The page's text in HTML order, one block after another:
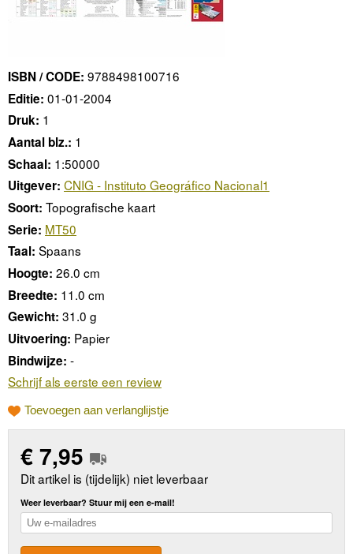
ISBN / CODE: 9788498100716
Editie: 01-01-2004
Druk: 1
Aantal blz.: 1
Schaal: 1:50000
Uitgever: CNIG - Instituto Geográfico Nacional1
Soort: Topografische kaart
Serie: MT50
Taal: Spaans
Hoogte: 26.0 cm
Breedte: 11.0 cm
Gewicht: 31.0 g
Uitvoering: Papier
Bindwijze: -
Schrijf als eerste een review
Toevoegen aan verlanglijstje
€7,95
Dit artikel is (tijdelijk) niet leverbaar
Weer leverbaar? Stuur mij een e-mail!